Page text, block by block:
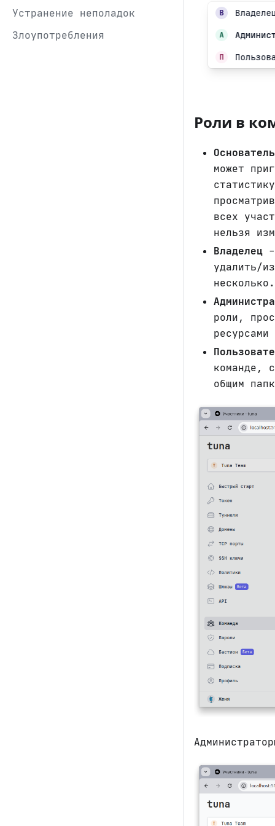
Устранение неполадок
Злоупотребления
Роли в
Основатель
может
всех
нельзя
Владелец
удалить/
несколько.
роли,
команде,
общим